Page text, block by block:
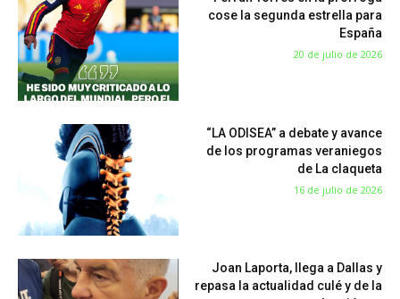
cose la segunda estrella para
España
20 de julio de 2026
“LA ODISEA” a debate y avance
de los programas veraniegos
de La claqueta
16 de julio de 2026
Joan Laporta, llega a Dallas y
repasa la actualidad culé y de la